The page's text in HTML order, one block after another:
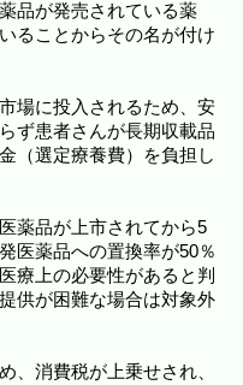
品が発売されている薬
ることからその名が付け
場に投入されるため、安
ず患者さんが長期収載品
（選定療養費）を負担し
薬品が上市されてから5
医薬品への置換率が50％
療上の必要性があると判
供が困難な場合は対象外
、消費税が上乗せされ、